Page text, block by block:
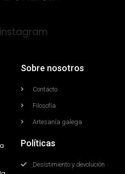
instagram
Sobre nosotros
Contacto
Filosofía
Artesanía galega
Políticas
Desistimiento y devolución